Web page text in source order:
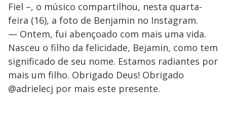
Fiel –, o músico compartilhou, nesta quarta-
feira (16), a foto de Benjamin no Instagram.
— Ontem, fui abençoado com mais uma vida.
Nasceu o filho da felicidade, Bejamin, como tem
significado de seu nome. Estamos radiantes por
mais um filho. Obrigado Deus! Obrigado
@adrielecj por mais este presente.